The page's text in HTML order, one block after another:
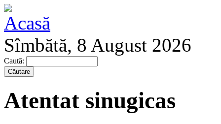
Sîmbătă, 8 August 2026
Caută:
Atentat sinugicas